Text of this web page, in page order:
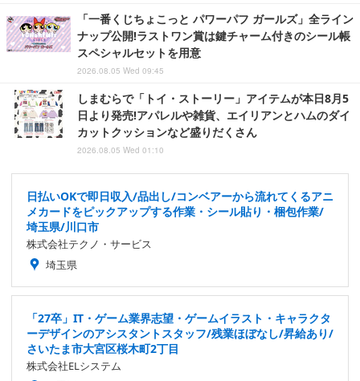
「一番くじちょこっと パワーパフ ガールズ」全ライン
ナップ公開!ラストワン賞は鍵チャーム付きのシール帳
スペシャルセットを用意
2026.08.05 Wed 09:45
しまむらで「トイ・ストーリー」アイテムが本日8月5
日より発売!アパレルや雑貨、エイリアンとハムのダイ
カットクッションなど盛りだくさん
2026.08.05 Wed 01:10
日払いOKで即日収入/品出し/コンベアーから流れてくるアニ
メカードをピックアップする作業・シール貼り・梱包作業/
埼玉県/川口市
株式会社テクノ・サービス
埼玉県
「27卒」IT・ゲーム業界志望・ゲームイラスト・キャラクタ
ーデザインのアシスタントスタッフ/残業ほぼなし/昇給あり/
さいたま市大宮区桜木町2丁目
株式会社ELシステム